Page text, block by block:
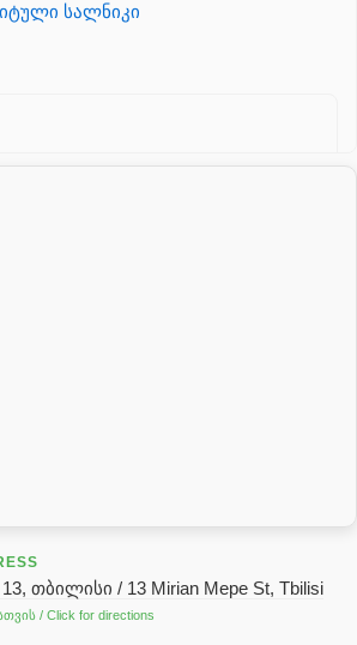
სალნიკი
ზეთი( კარობკის ზეთი)
ზეთითბილისი / 13 Mirian Mepe St, Tbilisi
/ Click for directions